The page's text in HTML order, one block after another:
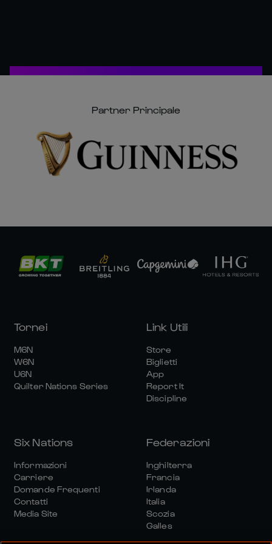
Partner Principale
Tornei
M6N
W6N
U6N
Quilter Nations Series
Link Utili
Store
Biglietti
App
Report It
Discipline
Six Nations
Informazioni
Carriere
Domande Frequenti
Contatti
Media Site
Federazioni
Inghilterra
Francia
Irlanda
Italia
Scozia
Galles